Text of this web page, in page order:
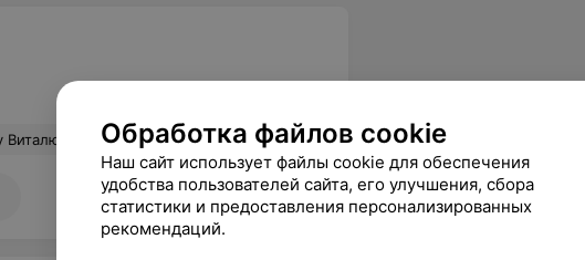
детьми в придачу с коляской, он всегда заметит и обязательно откроет двери, а их там две! Очень приятно, что в Виталюр есть такие сотрудники! Искреннее спасибо Вам, Сергей! Еще
Обработка файлов cookie
Наш сайт использует файлы cookie для обеспечения
удобства пользователей сайта, его улучшения, сбора
статистики и предоставления персонализированных
рекомендаций.